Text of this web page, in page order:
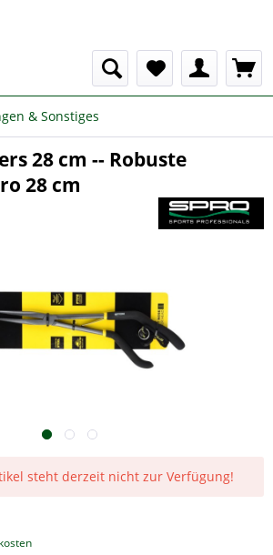
& Sonstiges
28 cm -- Robuste
28 cm
steht derzeit nicht zur Verfügung!